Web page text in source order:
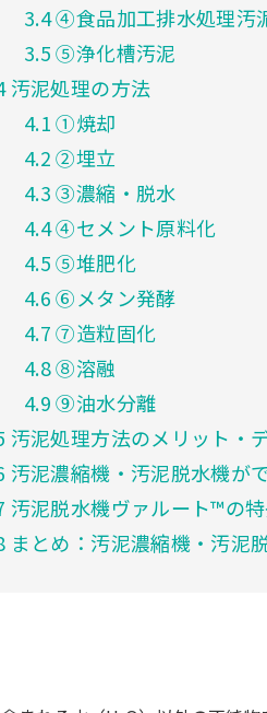
3.4④食品加工排水処理汚
3.5⑤浄化槽汚泥
汚泥処理の方法
4.1①焼却
4.2②埋立
4.3③濃縮・脱水
4.4④セメント原料化
4.5⑤堆肥化
4.6⑥メタン発酵
4.7⑦造粒固化
4.8⑧溶融
4.9⑨油水分離
汚泥処理方法のメリット・
汚泥濃縮機・汚泥脱水機が
汚泥脱水機ヴァルート™の
まとめ：汚泥濃縮機・汚泥